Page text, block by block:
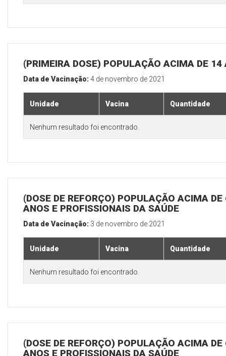
(PRIMEIRA DOSE) POPULAÇÃO ACIMA DE 14
Data de Vacinação:4 de novembro de 2021
Unidade Vacina Quantidade
Nenhum resultado foi encontrado.
(DOSE DE REFORÇO) POPULAÇÃO ACIMA DE
ANOS E PROFISSIONAIS DA SAÚDE
Data de Vacinação: 3 de novembro de 2021
Unidade Vacina Quantidade
Nenhum resultado foi encontrado.
(DOSE DE REFORÇO) POPULAÇÃO ACIMA DE
ANOS E PROFISSIONAIS DA SAÚDE